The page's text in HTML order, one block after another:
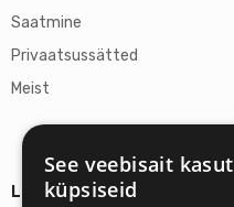
Saatmine
Privaatsussätted
Meist
Lisainfo
See veebisait
küpsiseid